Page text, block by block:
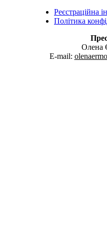
Реєстраційна
Політика
Олена
E-mail: